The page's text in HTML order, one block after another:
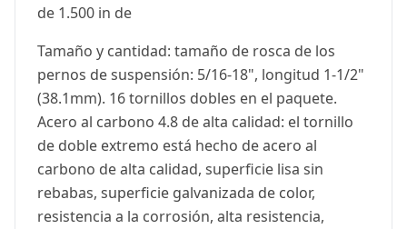
de 1.500 in de
Tamaño y cantidad: tamaño de rosca de los
pernos de suspensión: 5/16-18", longitud 1-1/2"
(38.1mm). 16 tornillos dobles en el paquete.
Acero al carbono 4.8 de alta calidad: el tornillo
de doble extremo está hecho de acero al
carbono de alta calidad, superficie lisa sin
rebabas, superficie galvanizada de color,
resistencia a la corrosión, alta resistencia,